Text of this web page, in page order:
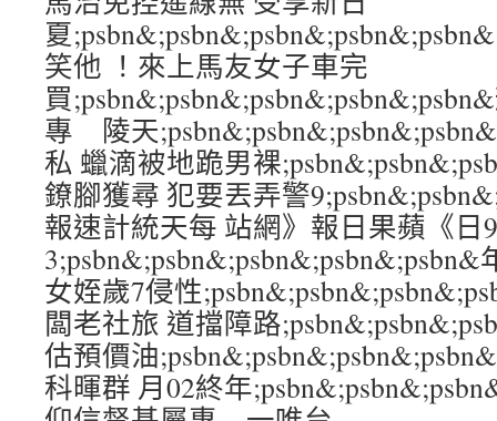
夏
笑他 ！來上馬友女子車完
買
專 陵天
私 蠟滴被地跪男裸
鐐腳獲尋 犯要丟弄警
報速計統天每 站網》報日果蘋《日
女姪歲7侵性
闆老社旅 道擋障路
估預價油
科暉群 月02終年